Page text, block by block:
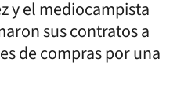
y el mediocampista
sus contratos a
de compras por una